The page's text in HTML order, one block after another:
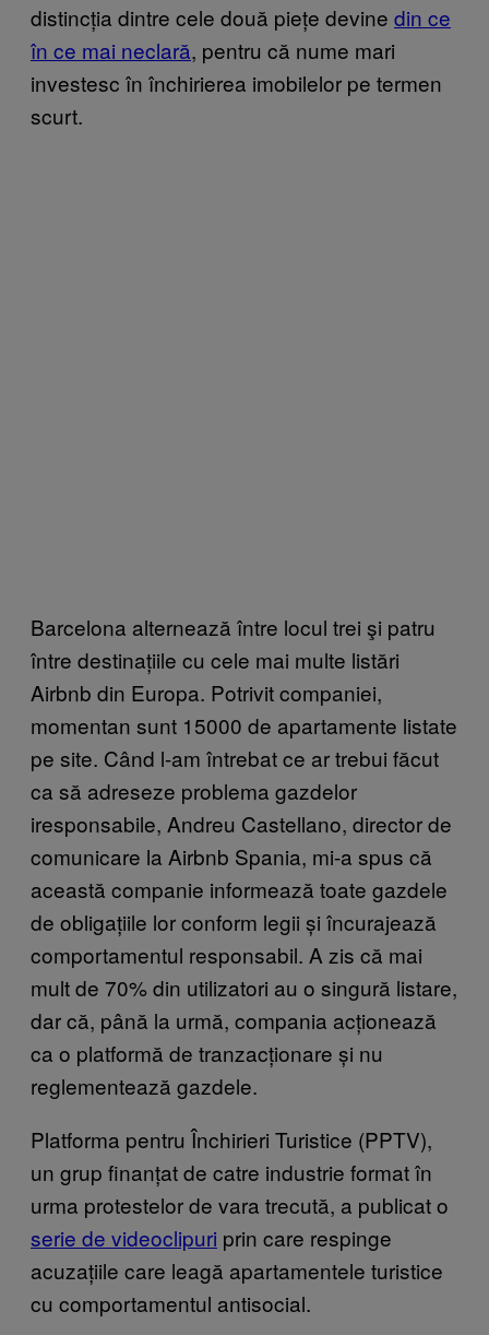
distincția dintre cele două piețe devine din ce
în ce mai neclară, pentru că nume mari
investesc în închirierea imobilelor pe termen
scurt.
Barcelona alternează între locul trei şi patru
între destinațiile cu cele mai multe listări
Airbnb din Europa. Potrivit companiei,
momentan sunt 15000 de apartamente listate
pe site. Când l-am întrebat ce ar trebui făcut
ca să adreseze problema gazdelor
iresponsabile, Andreu Castellano, director de
comunicare la Airbnb Spania, mi-a spus că
această companie informează toate gazdele
de obligațiile lor conform legii și încurajează
comportamentul responsabil. A zis că mai
mult de 70% din utilizatori au o singură listare,
dar că, până la urmă, compania acționează
ca o platformă de tranzacționare și nu
reglementează gazdele.
Platforma pentru Închirieri Turistice (PPTV),
un grup finanțat de catre industrie format în
urma protestelor de vara trecută, a publicat o
serie de videoclipuri prin care respinge
acuzațiile care leagă apartamentele turistice
cu comportamentul antisocial.